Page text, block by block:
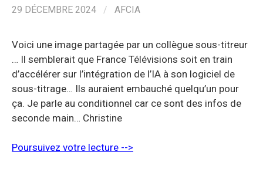
29 DÉCEMBRE 2024 / AFCIA
Voici une image partagée par un collègue sous-titreur
… Il semblerait que France Télévisions soit en train
d’accélérer sur l’intégration de l’IA à son logiciel de
sous-titrage… Ils auraient embauché quelqu’un pour
ça. Je parle au conditionnel car ce sont des infos de
seconde main… Christine
Poursuivez votre lecture -->